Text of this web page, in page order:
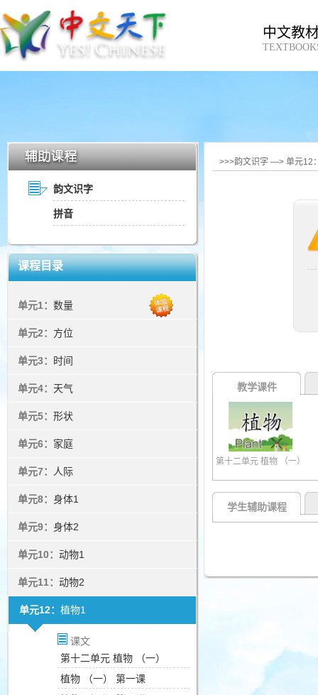
中文教
韵文识字
拼音
课程目录
单元1： 数量
单元2： 方位
单元3： 时间
单元4： 天气
单元5： 形状
单元6： 家庭
单元7： 人际
单元8： 身体1
单元9： 身体2
单元10： 动物1
单元11： 动物2
单元12： 植物1
课文
第十二单元 植物 （一）
植物 （一） 第一课
>>>韵文识字 —> 单元12
教学课件
第十二单元 植物 （一）
学生辅助课程